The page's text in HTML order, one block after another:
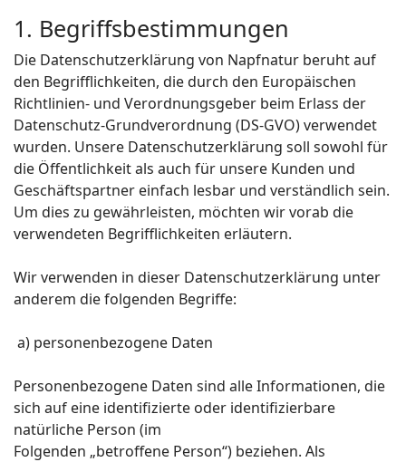
1. Begriffsbestimmungen
Die Datenschutzerklärung von Napfnatur beruht auf
den Begrifflichkeiten, die durch den Europäischen
Richtlinien- und Verordnungsgeber beim Erlass der
Datenschutz-Grundverordnung (DS-GVO) verwendet
wurden. Unsere Datenschutzerklärung soll sowohl für
die Öffentlichkeit als auch für unsere Kunden und
Geschäftspartner einfach lesbar und verständlich sein.
Um dies zu gewährleisten, möchten wir vorab die
verwendeten Begrifflichkeiten erläutern.
Wir verwenden in dieser Datenschutzerklärung unter
anderem die folgenden Begriffe:
a) personenbezogene Daten
Personenbezogene Daten sind alle Informationen, die
sich auf eine identifizierte oder identifizierbare
natürliche Person (im
Folgenden „betroffene Person“) beziehen. Als